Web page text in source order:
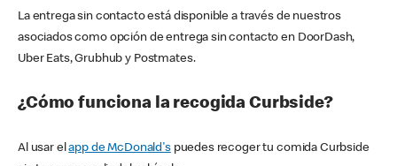
La entrega sin contacto está disponible a través de nuestros
asociados como opción de entrega sin contacto en DoorDash,
Uber Eats, Grubhub y Postmates.
¿Cómo funciona la recogida Curbside?
Al usar elapp de McDonald'spuedes recoger tu comida Curbside